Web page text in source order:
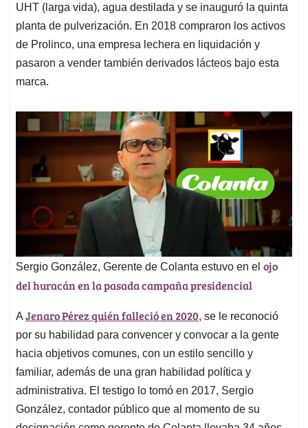
UHT (larga vida), agua destilada y se inauguró la quinta
planta de pulverización. En 2018 compraron los activos
de Prolinco, una empresa lechera en liquidación y
pasaron a vender también derivados lácteos bajo esta
marca.
Sergio González, Gerente de Colanta estuvo en el ojo
del huracán en la pasada campaña presidencial
A Jenaro Pérez quién falleció en 2020, se le reconoció
por su habilidad para convencer y convocar a la gente
hacia objetivos comunes, con un estilo sencillo y
familiar, además de una gran habilidad política y
administrativa. El testigo lo tomó en 2017, Sergio
González, contador público que al momento de su